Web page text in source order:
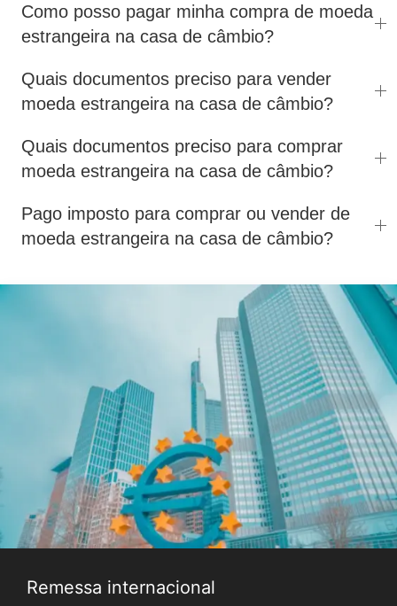
Como posso pagar minha compra de moeda
estrangeira na casa de câmbio?
Quais documentos preciso para vender
moeda estrangeira na casa de câmbio?
Quais documentos preciso para comprar
moeda estrangeira na casa de câmbio?
Pago imposto para comprar ou vender de
moeda estrangeira na casa de câmbio?
Remessa internacional